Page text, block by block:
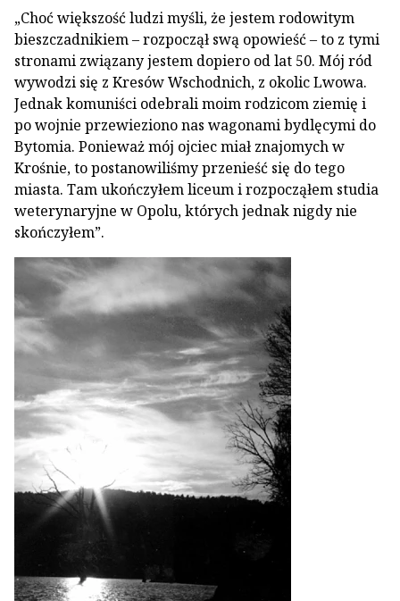
„Choć większość ludzi myśli, że jestem rodowitym
bieszczadnikiem – rozpoczął swą opowieść – to z tymi
stronami związany jestem dopiero od lat 50. Mój ród
wywodzi się z Kresów Wschodnich, z okolic Lwowa.
Jednak komuniści odebrali moim rodzicom ziemię i
po wojnie przewieziono nas wagonami bydlęcymi do
Bytomia. Ponieważ mój ojciec miał znajomych w
Krośnie, to postanowiliśmy przenieść się do tego
miasta. Tam ukończyłem liceum i rozpocząłem studia
weterynaryjne w Opolu, których jednak nigdy nie
skończyłem”.